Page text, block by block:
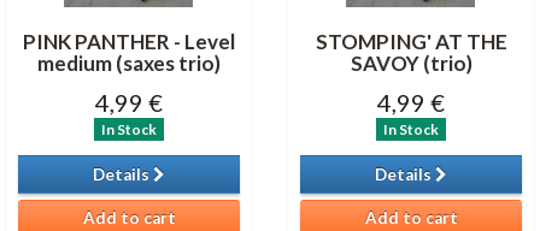
PINK PANTHER - Level
medium (saxes trio)
4,99 €
In Stock
Details
Add to cart
STOMPING' AT THE
SAVOY (trio)
4,99 €
In Stock
Details
Add to cart